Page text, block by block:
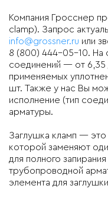
Компания Гросснер
clamp). Запрос
info@grossner.ru или
8 (800) 444-05-10. На
соединений — от
применяемых
шт. Также у нас Вы
исполнение (тип
арматуры.
Заглушка кламп — это
которой заменяют
для полного
трубопроводной
элемента для